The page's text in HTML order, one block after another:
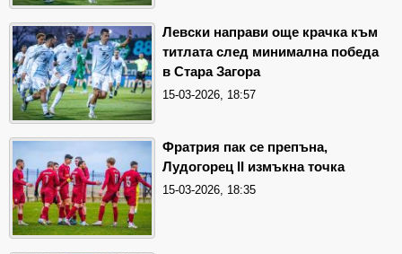
Левски направи още крачка към
титлата след минимална победа
в Стара Загора
15-03-2026, 18:57
Фратрия пак се препъна,
Лудогорец II измъкна точка
15-03-2026, 18:35